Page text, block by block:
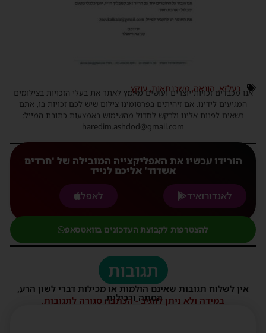
בעלזא, הונאה, משכנתאות, עוקץ
אנו מכבדים זכויות יוצרים ועושים מאמץ לאתר את בעלי הזכויות בצילומים
המגיעים לידינו. אם זיהיתים בפרסומינו צילום שיש לכם זכויות בו, אתם
רשאים לפנות אלינו ולבקש לחדול מהשימוש באמצעות כתובת המייל:
haredim.ashdod@gmail.com
הורידו עכשיו את האפליקצייה המובילה של 'חרדים
אשדוד' אליכם לנייד
לאנדורואיד
לאפל
להצטרפות לקבוצת העדכונים בוואטסאפ
תגובות
אין לשלוח תגובות שאינם הולמות או מכילות דברי לשון הרע,
הסתה ורכילות.
במידה ולא ניתן להגיב - הכתבה סגורה לתגובות.